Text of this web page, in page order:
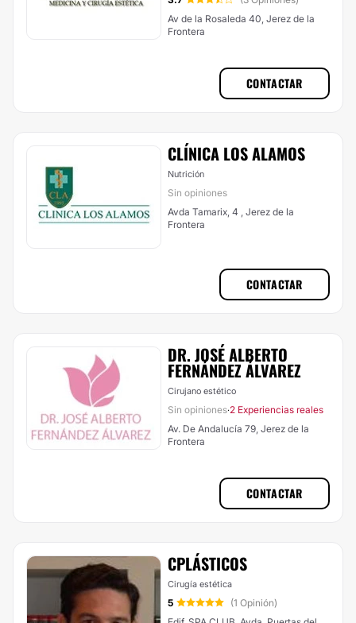
Av de la Rosaleda 40, Jerez de la
Frontera
CONTACTAR
CLÍNICA LOS ALAMOS
Nutrición
Sin opiniones
Avda Tamarix, 4 , Jerez de la
Frontera
CONTACTAR
DR. JOSÉ ALBERTO
FERNÁNDEZ ÁLVAREZ
Cirujano estético
Sin opiniones·2 Experiencias reales
Av. De Andalucía 79, Jerez de la
Frontera
CONTACTAR
CPLÁSTICOS
Cirugía estética
5
(1 Opinión)